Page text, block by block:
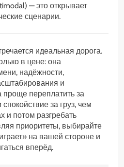
— это открывает
сценарии.
идеальная дорога.
в цене: она
надёжности,
и
проще переплатить за
за груз, чем
и потом разгребать
приоритеты, выбирайте
на вашей стороне и
вперёд.